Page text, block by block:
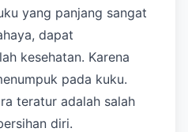
yang panjang sangat
dapat
kesehatan. Karena
pada kuku.
teratur adalah salah
diri.